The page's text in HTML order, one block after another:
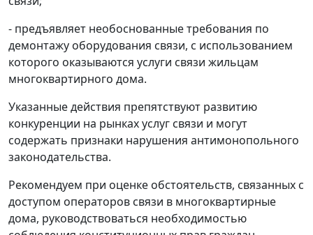
- предъявляет необоснованные требования по
демонтажу оборудования связи, с использованием
которого оказываются услуги связи жильцам
многоквартирного дома.
Указанные действия препятствуют развитию
конкуренции на рынках услуг связи и могут
содержать признаки нарушения антимонопольного
законодательства.
Рекомендуем при оценке обстоятельств, связанных с
доступом операторов связи в многоквартирные
дома, руководствоваться необходимостью